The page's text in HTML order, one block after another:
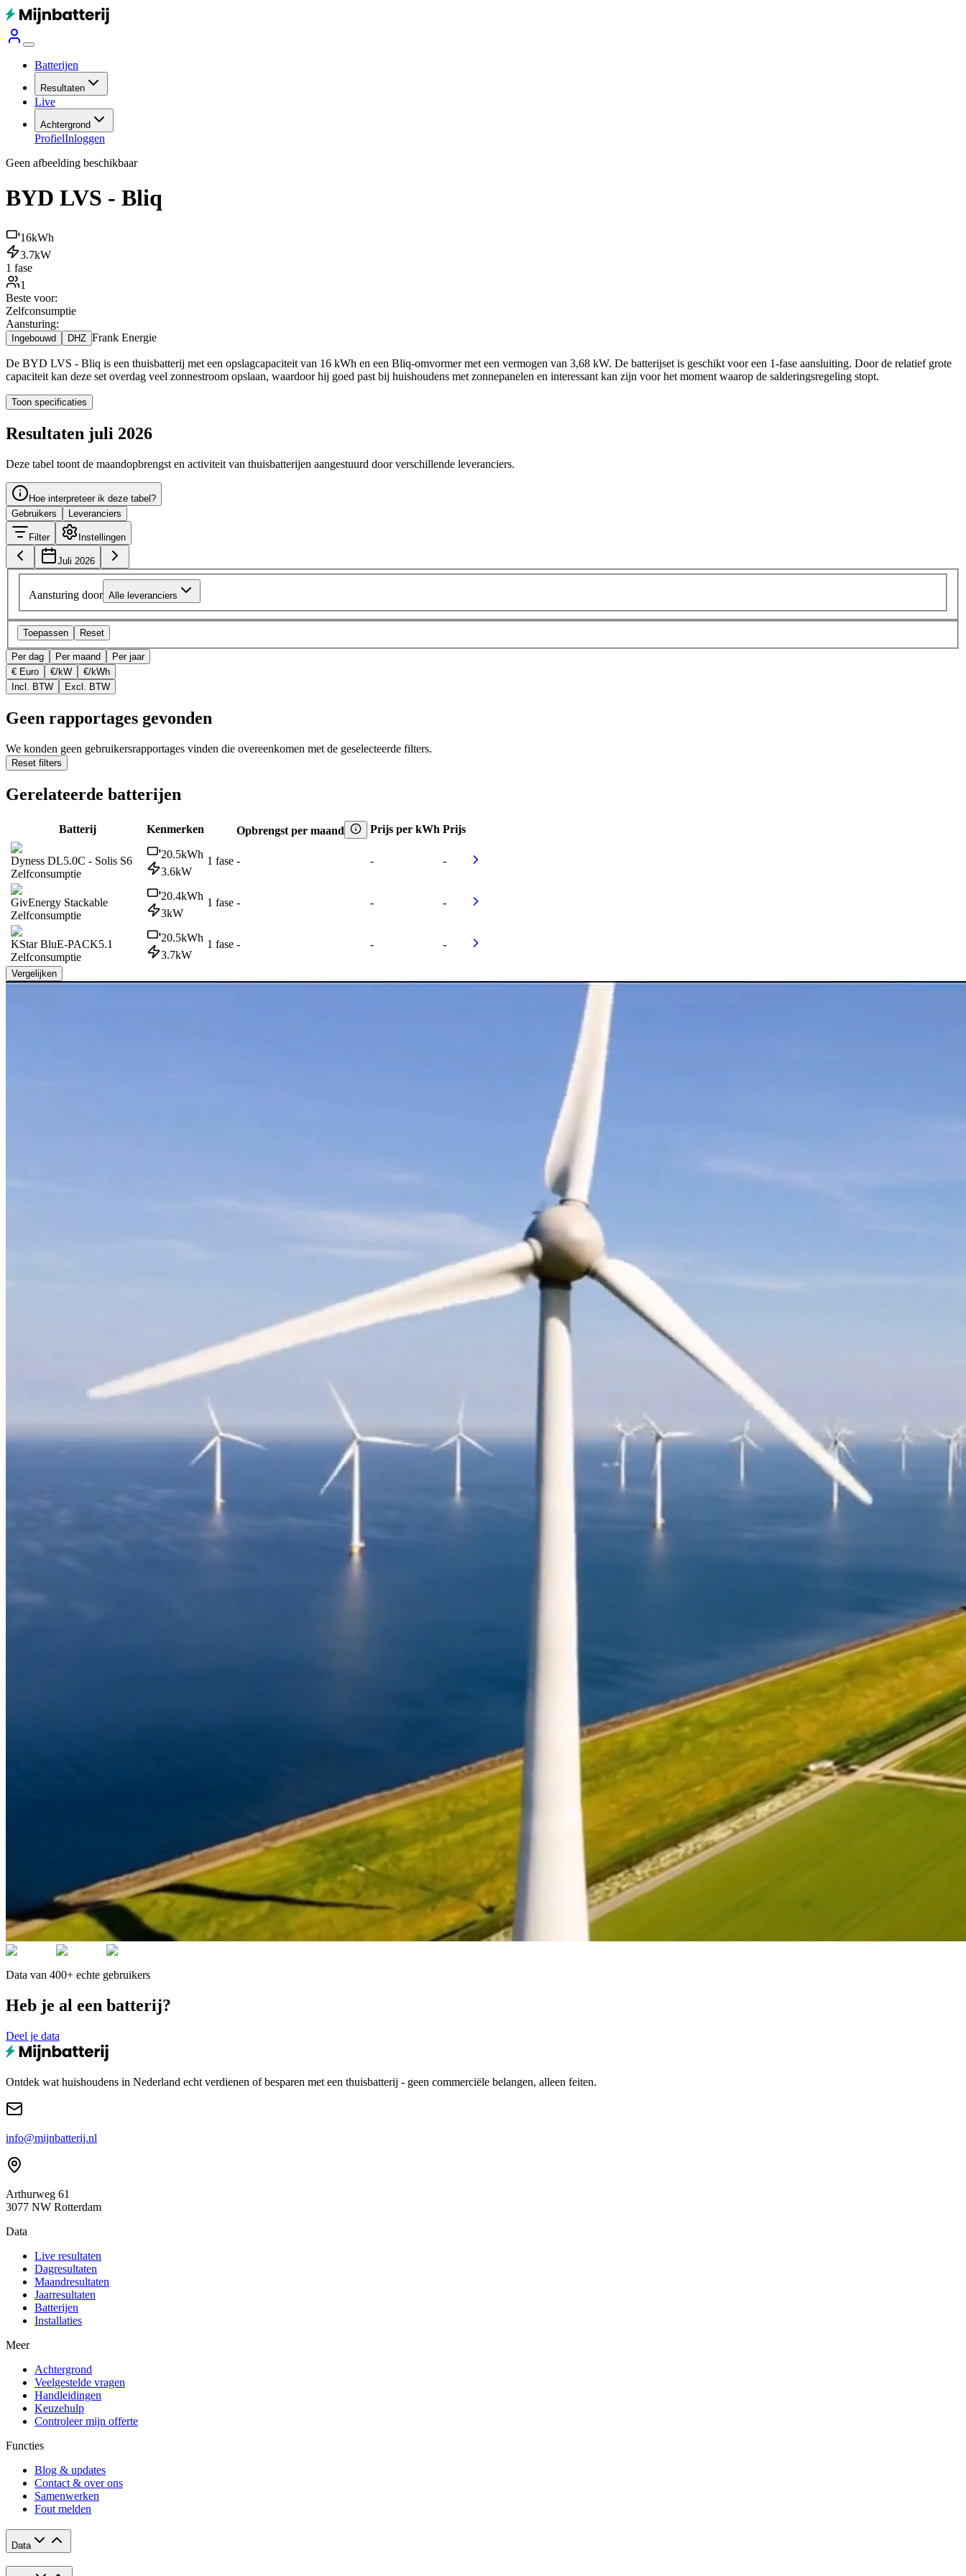
Batterijen
Resultaten
Live
Achtergrond
ProfielInloggen
Geen afbeelding beschikbaar
BYD LVS - Bliq
16kWh
3.7kW
1 fase
1
Beste voor:
Zelfconsumptie
Aansturing:
Ingebouwd DHZ Frank Energie
De BYD LVS - Bliq is een thuisbatterij met een opslagcapaciteit van 16 kWh en een Bliq-omvormer met een vermogen van 3,68 kW. De batterijset is geschikt voor een 1-fase aansluiting. Door de relatief grote
capaciteit kan deze set overdag veel zonnestroom opslaan, waardoor hij goed past bij huishoudens met zonnepanelen en interessant kan zijn voor het moment waarop de salderingsregeling stopt.
Toon specificaties
Resultaten juli 2026
Deze tabel toont de maandopbrengst en activiteit van thuisbatterijen aangestuurd door verschillende leveranciers.
Hoe interpreteer ik deze tabel?
Gebruikers
Leveranciers
Filter Instellingen
Juli 2026
Aansturing door Alle leveranciers
Toepassen Reset
Per dag Per maand
Per jaar
€ Euro
€/kW
€/kWh
Incl. BTW
Excl. BTW
Geen rapportages gevonden
We konden geen gebruikersrapportages vinden die overeenkomen met de geselecteerde filters.
Reset filters
Gerelateerde batterijen
Batterij Kenmerken Opbrengst per maand Prijs per kWh Prijs
Dyness DL5.0C - Solis S6
Zelfconsumptie
20.5kWh
3.6kW
1 fase - - -
GivEnergy Stackable
Zelfconsumptie
20.4kWh
3kW
1 fase - - -
KStar BluE-PACK5.1
Zelfconsumptie
20.5kWh
3.7kW
1 fase - - -
Vergelijken
Data van 400+ echte gebruikers
Heb je al een batterij?
Deel je data
Ontdek wat huishoudens in Nederland echt verdienen of besparen met een thuisbatterij - geen commerciële belangen, alleen feiten.
info@mijnbatterij.nl
Arthurweg 61
3077 NW Rotterdam
Data
Live resultaten
Dagresultaten
Maandresultaten
Jaarresultaten
Batterijen
Installaties
Meer
Achtergrond
Veelgestelde vragen
Handleidingen
Keuzehulp
Controleer mijn offerte
Functies
Blog & updates
Contact & over ons
Samenwerken
Fout melden
Data